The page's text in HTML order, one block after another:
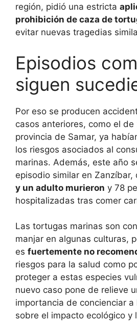
región, pidió una estricta
prohibición de caza de
evitar nuevas tragedias
Episodios
siguen
Por eso se producen
casos anteriores, como el de
provincia de Samar, ya
los riesgos asociados al
marinas. Además, este año
episodio similar en Zanzíbar,
y un adulto murieron y 78
hospitalizadas tras comer
Las tortugas marinas son
manjar en algunas culturas,
es fuertemente no
riesgos para la salud como
proteger a estas especies
nuevo caso pone de relieve
importancia de concienciar
sobre el impacto ecológico y